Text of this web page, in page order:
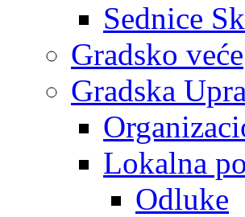
Sednice
Gradsko veće
Gradska
Lokalna
Odluke